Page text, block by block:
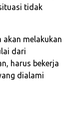
tidak
akan melakukan
dari
harus bekerja
dialami